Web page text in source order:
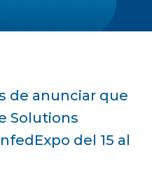
de anunciar que
Solutions
del 15 al